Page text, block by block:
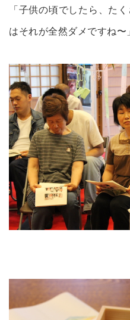
「子供の頃でしたら、た
はそれが全然ダメですね〜